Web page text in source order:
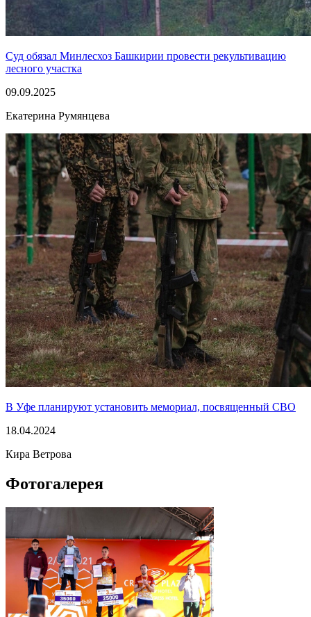
Суд обязал Минлесхоз Башкирии провести рекультивацию
лесного участка
09.09.2025
Екатерина Румянцева
В Уфе планируют установить мемориал, посвященный СВО
18.04.2024
Кира Ветрова
Фотогалерея